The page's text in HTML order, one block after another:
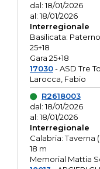
dal: 18/01/2026
al: 18/01/2026
Interregionale
Basilicata:
25+18
Gara 25+18
17030- ASD Tre
Larocca, Fabio
R2618003
dal: 18/01/2026
al: 18/01/2026
Interregionale
Calabria: Taverna
18 m
Memorial Mattia